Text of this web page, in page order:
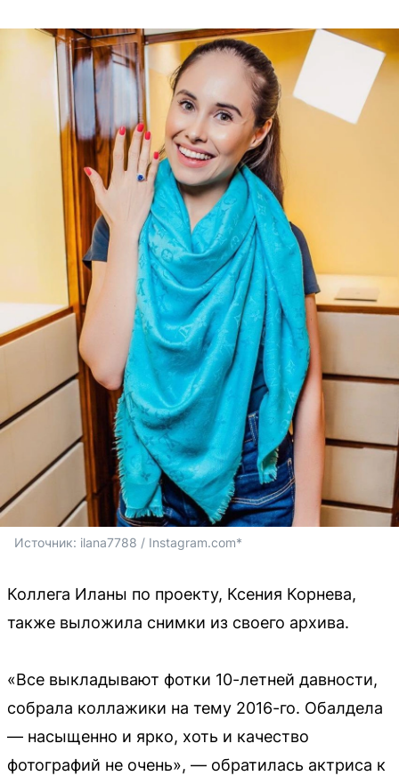
Источник: ilana7788 / Instagram.com*
Коллега Иланы по проекту, Ксения Корнева,
также выложила снимки из своего архива.
«Все выкладывают фотки 10-летней давности,
собрала коллажики на тему 2016-го. Обалдела
— насыщенно и ярко, хоть и качество
фотографий не очень», — обратилась актриса к